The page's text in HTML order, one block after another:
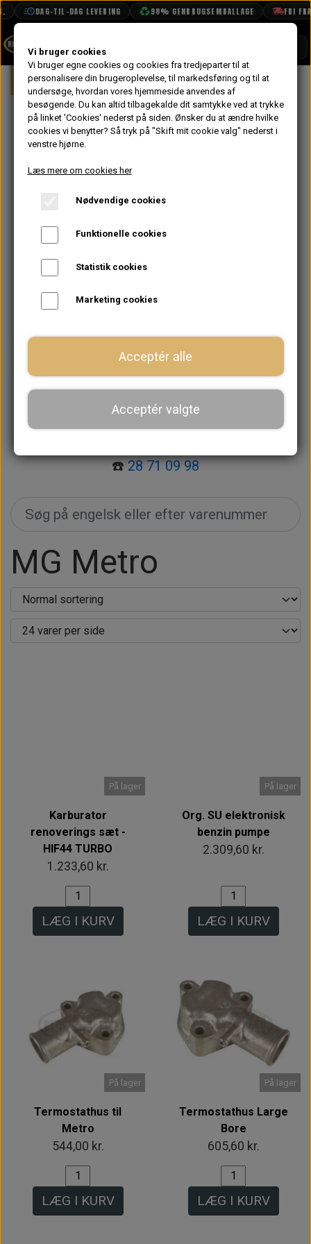
DAG-TIL-DAG LEVERING 98% GENBRUGSEMBALLAGE FRI
BOOK TID
PROJEKTER
TEKNISK DATA
VANDPOLERING
Forside MG MG Metro
DENNE SIDE ER UNDER
OPBYGNING
på engelsk og endnu ikke fordelt i
kategorierne.
For at vi kan hjælpe dig bedst muligt, følg
nedenstående vejledning:
🔍 Søg efter varenummer i søgefeltet.
🔎 Søg efter varen på engelsk i søgefeltet.
📞 Kan du ikke finde det, du skal bruge?
📧mail@retrospeed.dk
☎️28 71 09 98
MG Metro
På lager
Karburator
renoverings sæt -
HIF44 TURBO
1.233,60 kr.
LÆG I KURV
På lager
Org. SU elektronisk
benzin pumpe
2.309,60 kr.
LÆG I KURV
På lager
Termostathus til
Metro
544,00 kr.
LÆG I KURV
På lager
Termostathus Large
Bore
605,60 kr.
LÆG I KURV
Vi bruger cookies
Vi bruger egne cookies og cookies fra tredjeparter til at
personalisere din brugeroplevelse, til markedsføring og til at
undersøge, hvordan vores hjemmeside anvendes af
besøgende. Du kan altid tilbagekalde dit samtykke ved at trykke
på linket 'Cookies' nederst på siden. Ønsker du at ændre hvilke
cookies vi benytter? Så tryk på "Skift mit cookie valg" nederst i
venstre hjørne.
Læs mere om cookies her
Nødvendige cookies
Funktionelle cookies
Statistik cookies
Marketing cookies
Acceptér alle
Acceptér valgte